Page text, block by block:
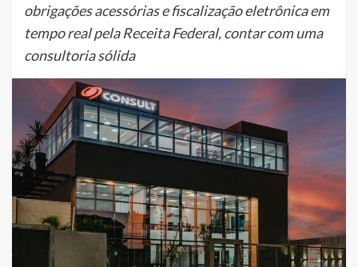
obrigações acessórias e fiscalização eletrônica em
tempo real pela Receita Federal, contar com uma
consultoria sólida